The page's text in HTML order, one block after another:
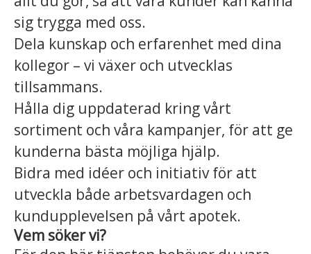
sig trygga med oss.
Dela kunskap och erfarenhet med dina
kollegor – vi växer och utvecklas
tillsammans.
Hålla dig uppdaterad kring vårt
sortiment och våra kampanjer, för att ge
kunderna bästa möjliga hjälp.
Bidra med idéer och initiativ för att
utveckla både arbetsvardagen och
kundupplevelsen på vårt apotek.
Vem söker vi?